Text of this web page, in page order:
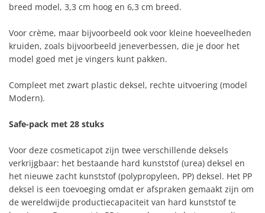
breed model, 3,3 cm hoog en 6,3 cm breed.
Voor crème, maar bijvoorbeeld ook voor kleine hoeveelheden
kruiden, zoals bijvoorbeeld jeneverbessen, die je door het
model goed met je vingers kunt pakken.
Compleet met zwart plastic deksel, rechte uitvoering (model
Modern).
Safe-pack met 28 stuks
Voor deze cosmeticapot zijn twee verschillende deksels
verkrijgbaar: het bestaande hard kunststof (urea) deksel en
het nieuwe zacht kunststof (polypropyleen, PP) deksel. Het PP
deksel is een toevoeging omdat er afspraken gemaakt zijn om
de wereldwijde productiecapaciteit van hard kunststof te